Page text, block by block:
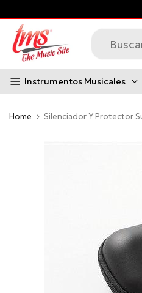
contenido
Instrumentos Musicales
Home Silenciador Y Protector